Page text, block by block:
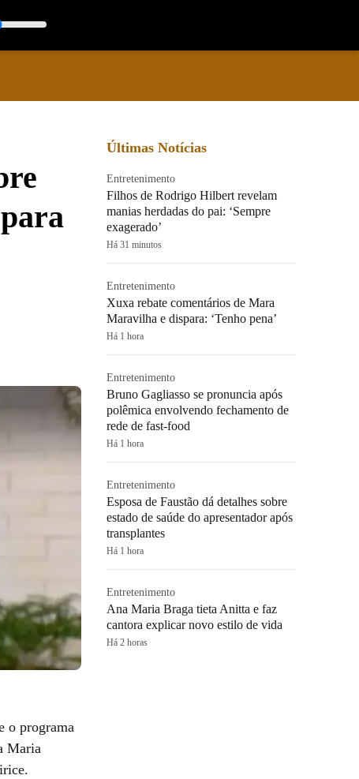
o programa
Maria
Últimas Notícias
Entretenimento
Filhos de Rodrigo Hilbert revelam
manias herdadas do pai: ‘Sempre
exagerado’
Há 31 minutos
Entretenimento
Xuxa rebate comentários de Mara
Maravilha e dispara: ‘Tenho pena’
Há 1 hora
Entretenimento
Bruno Gagliasso se pronuncia após
polêmica envolvendo fechamento de
rede de fast-food
Há 1 hora
Entretenimento
Esposa de Faustão dá detalhes sobre
estado de saúde do apresentador após
transplantes
Há 1 hora
Entretenimento
Ana Maria Braga tieta Anitta e faz
cantora explicar novo estilo de vida
Há 2 horas